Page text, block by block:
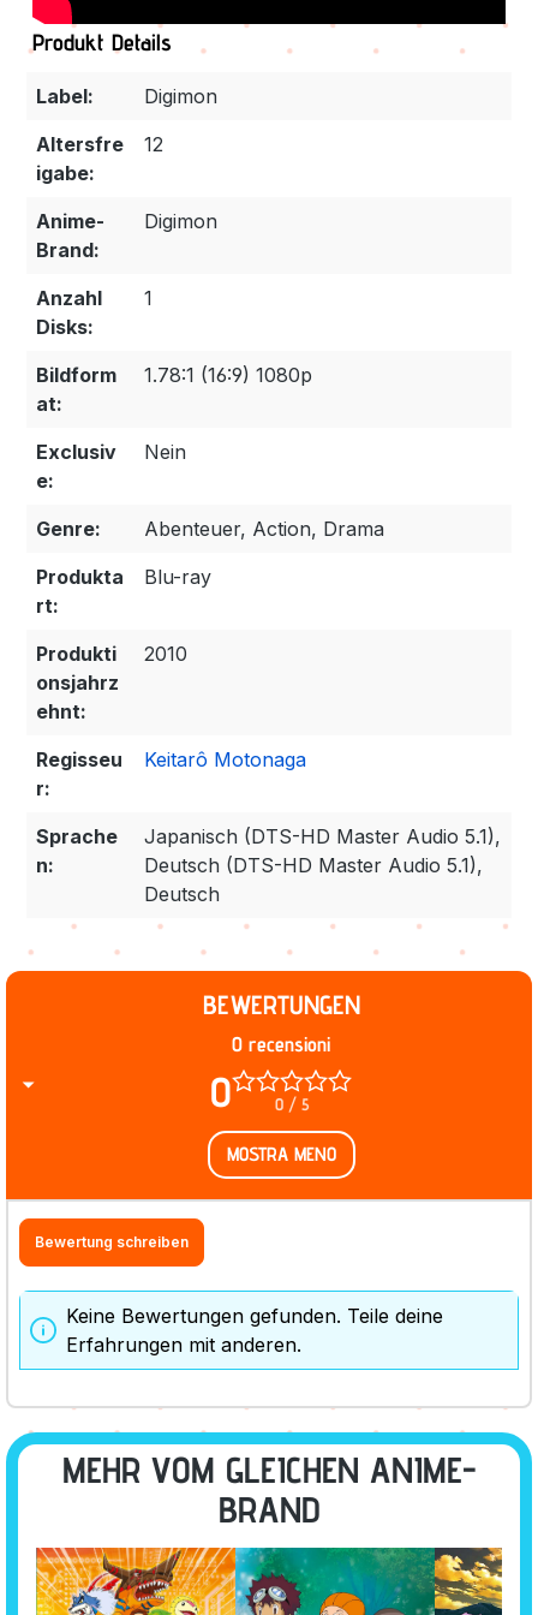
Produkt Details
Label:
Digimon
Altersfre
igabe:
12
Anime-
Brand:
Digimon
Anzahl
Disks:
1
Bildform
at:
1.78:1 (16:9) 1080p
Exclusiv
e:
Nein
Genre:
Abenteuer, Action, Drama
Produkta
rt:
Blu-ray
Produkti
onsjahrz
ehnt:
2010
Regisseu
r:
Keitarô Motonaga
Sprache
n:
Japanisch (DTS-HD Master Audio 5.1),
Deutsch (DTS-HD Master Audio 5.1),
Deutsch
BEWERTUNGEN
0 0 / 5
0 recensioni
MOSTRA MENO
Bewertung schreiben
Keine Bewertungen gefunden. Teile deine
Erfahrungen mit anderen.
MEHR VOM GLEICHEN ANIME-
BRAND